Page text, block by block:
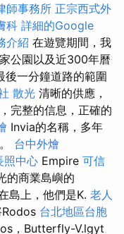
師事務所 正宗西式外
科 詳細的Google
介紹 在遊覽期間，我
公園以及近300年曆
後一分鐘道路的範圍
散光 清晰的供應，
完整的信息，正確的
Invia的名稱，多年
台中外燴
照中心 Empire 可信
的商業島嶼的
島上，他們是K. 老人
Rodos 台北地區台胞
，Butterfly-V.lgyt